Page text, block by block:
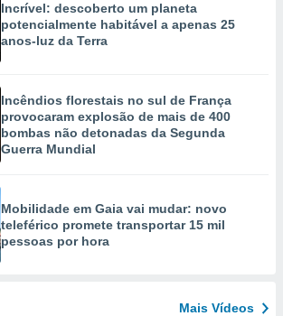
Incrível: descoberto um planeta
potencialmente habitável a apenas 25
anos-luz da Terra
Incêndios florestais no sul de França
provocaram explosão de mais de 400
bombas não detonadas da Segunda
Guerra Mundial
Mobilidade em Gaia vai mudar: novo
teleférico promete transportar 15 mil
pessoas por hora
Mais Vídeos